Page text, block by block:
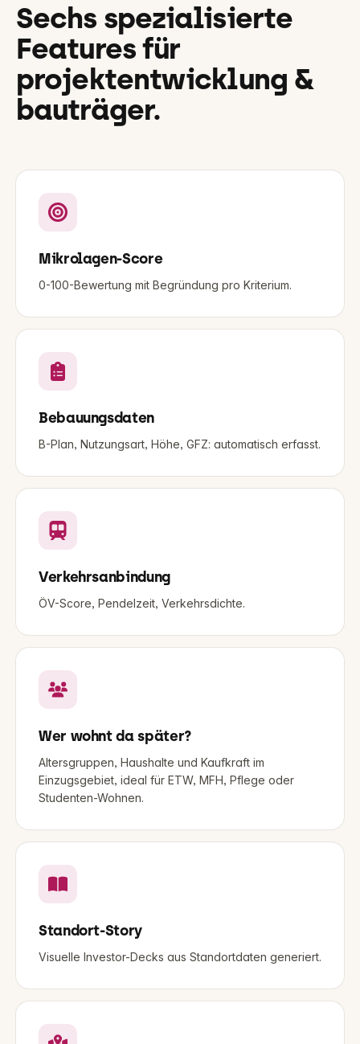
Sechs spezialisierte
Features für
projektentwicklung &
bauträger.
Mikrolagen-Score
0-100-Bewertung mit Begründung pro Kriterium.
Bebauungsdaten
B-Plan, Nutzungsart, Höhe, GFZ: automatisch erfasst.
Verkehrsanbindung
ÖV-Score, Pendelzeit, Verkehrsdichte.
Wer wohnt da später?
Altersgruppen, Haushalte und Kaufkraft im
Einzugsgebiet, ideal für ETW, MFH, Pflege oder
Studenten-Wohnen.
Standort-Story
Visuelle Investor-Decks aus Standortdaten generiert.